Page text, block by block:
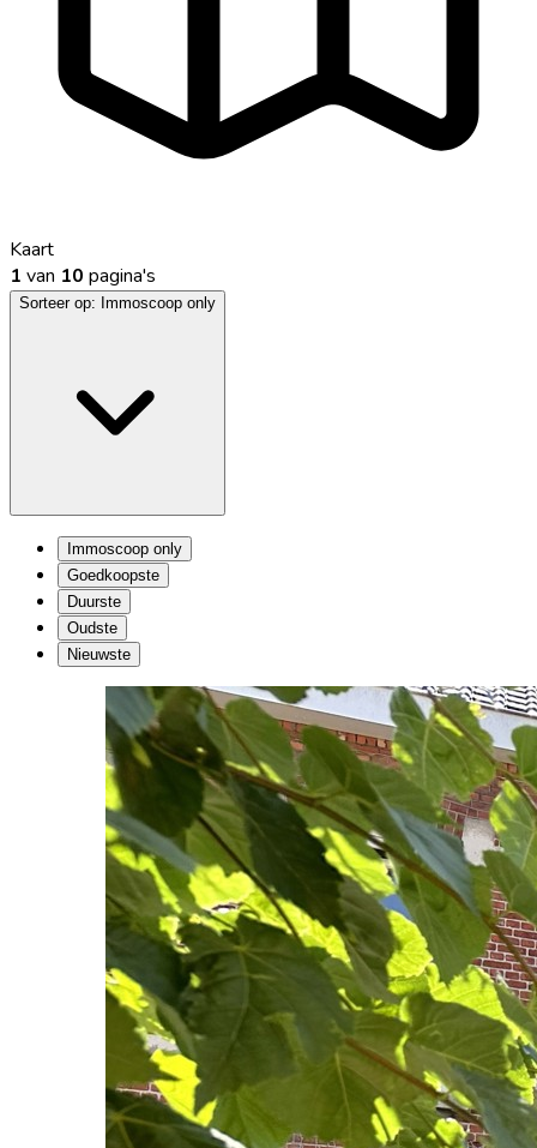
Kaart
1 van 10 pagina's
Sorteer op: Immoscoop only
Immoscoop only
Goedkoopste
Duurste
Oudste
Nieuwste